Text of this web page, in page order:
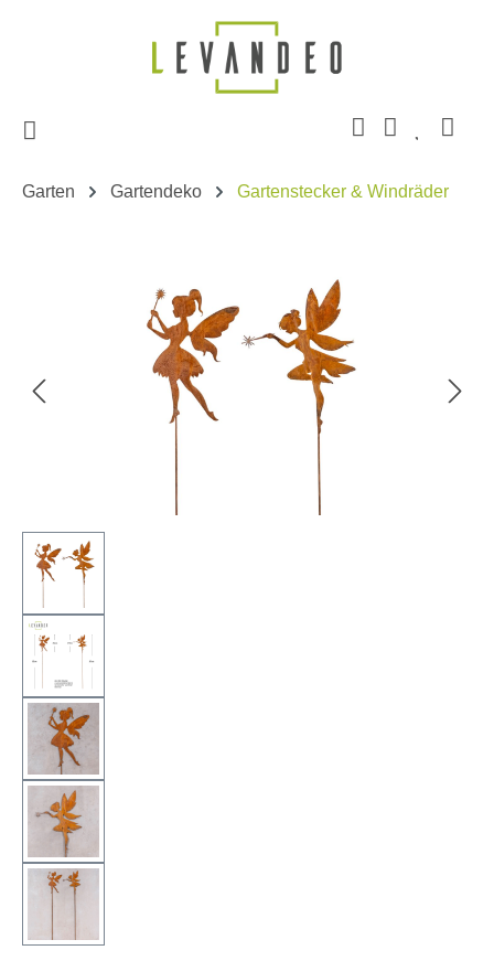
Zum Hauptinhalt springen
Garten Gartendeko Gartenstecker & Windräder